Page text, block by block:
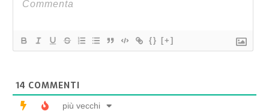
{} [+]
14 COMMENTI
più vecchi